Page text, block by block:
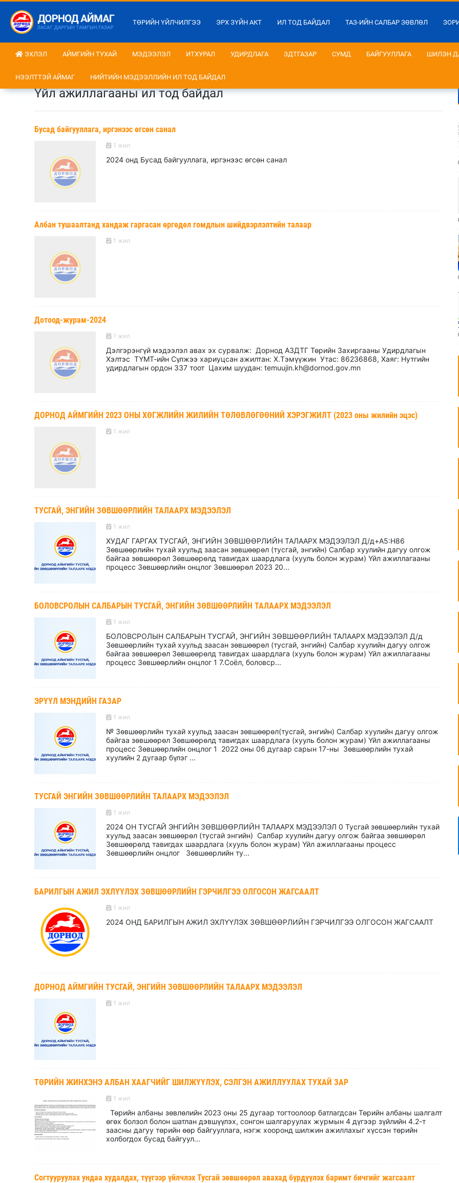
ТӨРИЙН ҮЙЛЧИЛГЭЭ ЭРХ ЗҮЙН АКТ ИЛ ТОД БАЙДАЛ ТАЗ-ИЙН САЛБАР ЗӨВЛӨЛ
ЭХЛЭЛ АЙМГИЙН ТУХАЙ МЭДЭЭЛЭЛ ИТХУРАЛ УДИРДЛАГА ЗДТГАЗАР СУМД БАЙГУУЛЛАГА ШИЛЭН
НЭЭЛТТЭЙ АЙМАГ НИЙТИЙН МЭДЭЭЛЛИЙН ИЛ ТОД БАЙДАЛ
Үйл ажиллагааны ил тод байдал
Бусад байгууллага, иргэнээс өгсөн санал
1 жил
2024 онд Бусад байгууллага, иргэнээс өгсөн санал
Албан тушаалтанд хандаж гаргасан өргөдөл гомдлын шийдвэрлэлтийн талаар
1 жил
Дотоод-журам-2024
1 жил
Дэлгэрэнгүй мэдээлэл авах эх сурвалж: Дорнод АЗДТГ Төрийн Захиргааны Удирдлагын
Хэлтэс ТҮМТ-ийн Сүлжээ хариуцсан ажилтан: Х.Тэмүүжин Утас: 86236868, Хаяг: Нутгийн
удирдлагын ордон 337 тоот Цахим шуудан: temuujin.kh@dornod.gov.mn
ДОРНОД АЙМГИЙН 2023 ОНЫ ХӨГЖЛИЙН ЖИЛИЙН ТӨЛӨВЛӨГӨӨНИЙ ХЭРЭГЖИЛТ (2023 оны жилийн эцэс)
1 жил
ТУСГАЙ, ЭНГИЙН ЗӨВШӨӨРЛИЙН ТАЛААРХ МЭДЭЭЛЭЛ
1 жил
ХУДАГ ГАРГАХ ТУСГАЙ, ЭНГИЙН ЗӨВШӨӨРЛИЙН ТАЛААРХ МЭДЭЭЛЭЛ Д/д+A5:H86
Зөвшөөрлийн тухай хуульд заасан зөвшөөрөл (тусгай, энгийн) Салбар хуулийн дагуу олгож
байгаа зөвшөөрөл Зөвшөөрөлд тавигдах шаардлага (хууль болон журам) Үйл ажиллагааны
процесс Зөвшөөрлийн онцлог Зөвшөөрөл 2023 20...
БОЛОВСРОЛЫН САЛБАРЫН ТУСГАЙ, ЭНГИЙН ЗӨВШӨӨРЛИЙН ТАЛААРХ МЭДЭЭЛЭЛ
1 жил
БОЛОВСРОЛЫН САЛБАРЫН ТУСГАЙ, ЭНГИЙН ЗӨВШӨӨРЛИЙН ТАЛААРХ МЭДЭЭЛЭЛ Д/д
Зөвшөөрлийн тухай хуульд заасан зөвшөөрөл (тусгай, энгийн) Салбар хуулийн дагуу олгож
байгаа зөвшөөрөл Зөвшөөрөлд тавигдах шаардлага (хууль болон журам) Үйл ажиллагааны
процесс Зөвшөөрлийн онцлог 1 7.Соёл, боловср...
ЭРҮҮЛ МЭНДИЙН ГАЗАР
1 жил
№ Зөвшөөрлийн тухай хуульд заасан зөвшөөрөл(тусгай, энгийн) Салбар хуулийн дагуу олгож
байгаа зөвшөөрөл Зөвшөөрөлд тавигдах шаардлага (хууль болон журам) Үйл ажиллагааны
процесс Зөвшөөрлийн онцлог 1 2022 оны 06 дугаар сарын 17-ны Зөвшөөрлийн тухай
хуулийн 2 дугаар бүлэг ...
ТУСГАЙ ЭНГИЙН ЗӨВШӨӨРЛИЙН ТАЛААРХ МЭДЭЭЛЭЛ
1 жил
2024 ОН ТУСГАЙ ЭНГИЙН ЗӨВШӨӨРЛИЙН ТАЛААРХ МЭДЭЭЛЭЛ 0 Тусгай зөвшөөрлийн тухай
хуульд заасан зөвшөөрөл (тусгай энгийн) Салбар хуулийн дагуу олгож байгаа зөвшөөрөл
Зөвшөөрөлд тавигдах шаардлага (хууль болон журам) Үйл ажиллагааны процесс
Зөвшөөрлийн онцлог Зөвшөөрлийн ту...
БАРИЛГЫН АЖИЛ ЭХЛҮҮЛЭХ ЗӨВШӨӨРЛИЙН ГЭРЧИЛГЭЭ ОЛГОСОН ЖАГСААЛТ
1 жил
2024 ОНД БАРИЛГЫН АЖИЛ ЭХЛҮҮЛЭХ ЗӨВШӨӨРЛИЙН ГЭРЧИЛГЭЭ ОЛГОСОН ЖАГСААЛТ
ДОРНОД АЙМГИЙН ТУСГАЙ, ЭНГИЙН ЗӨВШӨӨРЛИЙН ТАЛААРХ МЭДЭЭЛЭЛ
1 жил
ТӨРИЙН ЖИНХЭНЭ АЛБАН ХААГЧИЙГ ШИЛЖҮҮЛЭХ, СЭЛГЭН АЖИЛЛУУЛАХ ТУХАЙ ЗАР
1 жил
Төрийн албаны зөвлөлийн 2023 оны 25 дугаар тогтоолоор батлагдсан Төрийн албаны шалгалт
өгөх болзол болон шатлан дэвшүүлэх, сонгон шалгаруулах журмын 4 дүгээр зүйлийн 4.2-т
заасны дагуу төрийн өөр байгууллага, нэгж хооронд шилжин ажиллахыг хүссэн төрийн
холбогдох бусад байгуул...
Согтууруулах ундаа худалдах, түүгээр үйлчлэх Тусгай зөвшөөрөл авахад бүрдүүлэх баримт бичгийг жагсаалт